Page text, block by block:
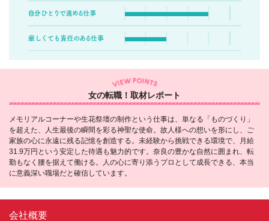
女の転職！取材レポート
メモリアルコーナーや生花祭壇の制作という仕事は、単なる「ものづくり」
を超えた、人生最後の瞬間を彩る神聖な使命。故人様への想いを形にし、ご
家族の心に永遠に残る記憶を創造する。未経験から挑戦できる環境で、月給
31.9万円という安定した待遇も魅力的です。奈良の豊かな自然に囲まれ、転
勤もなく腰を据えて働ける。人の心に寄り添うプロとして成長できる、本当
に意義深い職場だと確信しています。
会社概要